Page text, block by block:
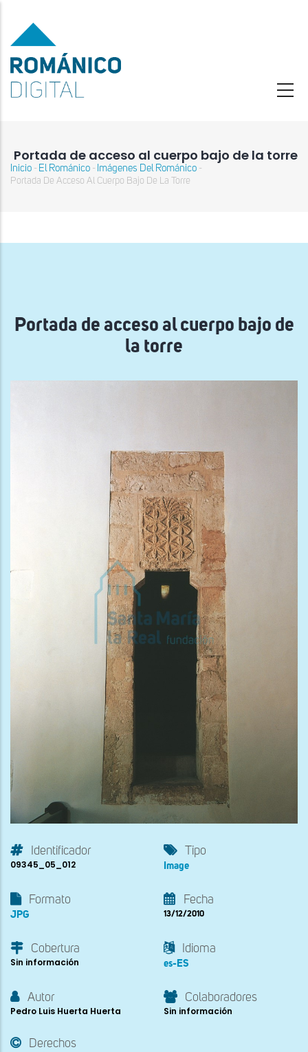
contenido
principal
Portada de acceso al cuerpo bajo de la torre
Sobrescribir
ayuda
Inicio - El Románico - Imágenes Del Románico -
Portada De Acceso Al Cuerpo Bajo De La Torre
Portada de acceso al cuerpo bajo de
la torre
Identificador
09345_05_012
Tipo
Image
Formato
JPG
Fecha
13/12/2010
Cobertura
Sin información
Idioma
es-ES
Autor
Pedro Luis Huerta Huerta
Colaboradores
Sin información
Derechos